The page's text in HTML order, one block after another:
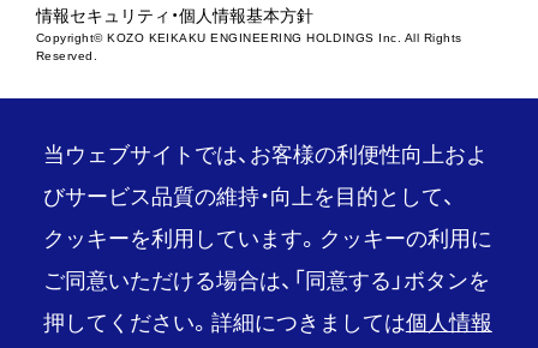
情報セキュリティ・個人情報基本方針
Copyright© KOZO KEIKAKU ENGINEERING HOLDINGS Inc. All Rights
Reserved.
当ウェブサイトでは、お客様の利便性向上およ
びサービス品質の維持・向上を目的として、
クッキーを利用しています。クッキーの利用に
ご同意いただける場合は、「同意する」ボタンを
押してください。詳細につきましては個人情報